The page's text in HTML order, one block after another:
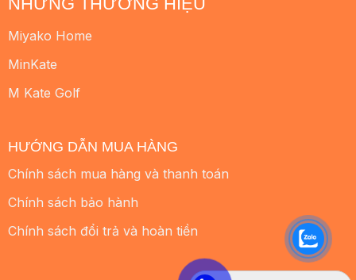
Miyako Home
MinKate
M Kate Golf
HƯỚNG DẪN MUA HÀNG
Chính sách mua hàng và thanh toán
Chính sách bảo hành
Chính sách đổi trả và hoàn tiền